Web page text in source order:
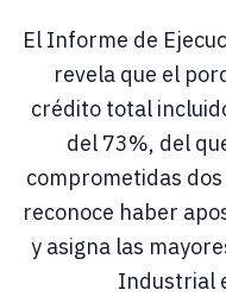
El Informe de
revela que el
crédito total
del 73%, del
comprometidas
reconoce haber
y asigna las
Industrial